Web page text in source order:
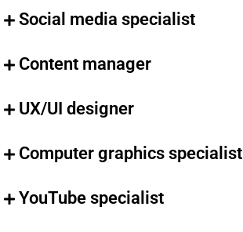
Social media specialist
Content manager
UX/UI designer
Computer graphics specialist
YouTube specialist